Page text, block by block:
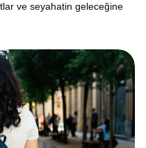
ve seyahatin geleceğine